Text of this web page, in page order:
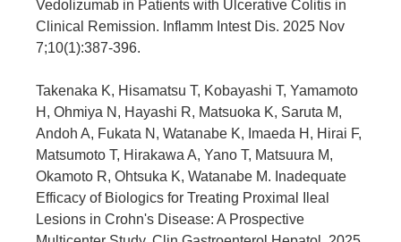
Vedolizumab in Patients with Ulcerative Colitis in
Clinical Remission. Inflamm Intest Dis. 2025 Nov
7;10(1):387-396.
Takenaka K, Hisamatsu T, Kobayashi T, Yamamoto
H, Ohmiya N, Hayashi R, Matsuoka K, Saruta M,
Andoh A, Fukata N, Watanabe K, Imaeda H, Hirai F,
Matsumoto T, Hirakawa A, Yano T, Matsuura M,
Okamoto R, Ohtsuka K, Watanabe M. Inadequate
Efficacy of Biologics for Treating Proximal Ileal
Lesions in Crohn's Disease: A Prospective